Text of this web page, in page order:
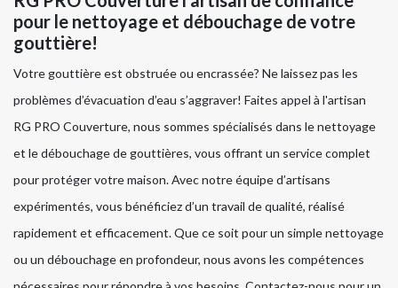
pour le nettoyage et débouchage de votre
gouttière!
Votre gouttière est obstruée ou encrassée? Ne laissez pas les
problèmes d’évacuation d’eau s’aggraver! Faites appel à l'artisan
RG PRO Couverture, nous sommes spécialisés dans le nettoyage
et le débouchage de gouttières, vous offrant un service complet
pour protéger votre maison. Avec notre équipe d’artisans
expérimentés, vous bénéficiez d’un travail de qualité, réalisé
rapidement et efficacement. Que ce soit pour un simple nettoyage
ou un débouchage en profondeur, nous avons les compétences